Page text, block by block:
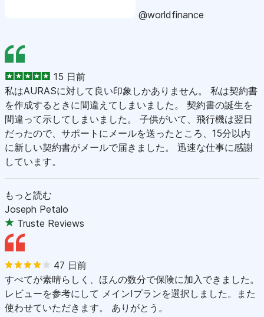
@worldfinance
15 日前
私はAURASに対して良い印象しかありません。 私は契約書
を作成するときに間違えてしまいました。 契約書の誕生を
間違って示してしまいました。 子供がいて、飛行機は翌日
だったので、サポートにメールを送ったところ、15分以内
に新しい契約書がメールで届きました。 迅速な仕事に感謝
しています。
もっと読む
Joseph Petalo
Truste Reviews
47 日前
すべてが素晴らしく、ほんの数分で保険に加入できました。
レビューを参考にして メインIプランを選択しました。また
使わせていただきます。 ありがとう。